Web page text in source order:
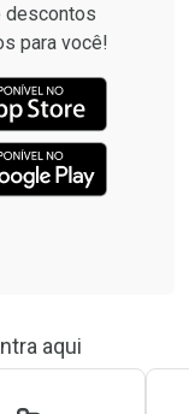
descontos
para você!
aqui